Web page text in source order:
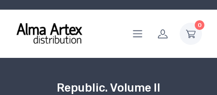
0
Republic. Volume II